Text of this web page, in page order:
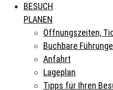
BESUCH
PLANEN
Öffnungszeiten,
Buchbare
Anfahrt
Lageplan
Tipps für Ihren